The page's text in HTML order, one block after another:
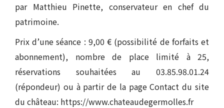
par Matthieu Pinette, conservateur en chef du
patrimoine.
Prix d’une séance : 9,00 € (possibilité de forfaits et
abonnement), nombre de place limité à 25,
réservations souhaitées au 03.85.98.01.24
(répondeur) ou à partir de la page Contact du site
du château: https://www.chateaudegermolles.fr